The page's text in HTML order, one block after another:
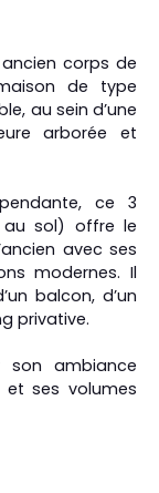
corps de
de type
au sein d’une
arborée et
ce 3
au sol) offre le
avec ses
modernes. Il
balcon, d’un
privative.
son ambiance
et ses volumes